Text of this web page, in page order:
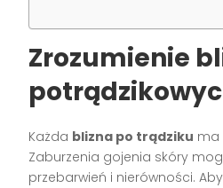
Zrozumienie
Każda blizna po trądziku ma
Zaburzenia gojenia skóry
przebarwień i nierówności.